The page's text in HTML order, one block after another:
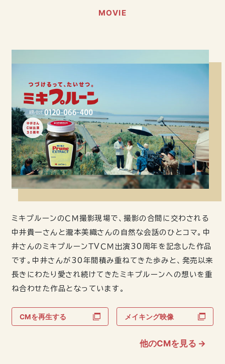
CM・広告・メディアライブラリー
MOVIE
ミキプルーンのＣＭ撮影現場で、撮影の合間に交わされる
中井貴一さんと瀧本美織さんの自然な会話のひとコマ。中
井さんのミキプルーンＴＶＣＭ出演30周年を記念した作品
です。中井さんが30年間積み重ねてきた歩みと、発売以来
長きにわたり愛され続けてきたミキプルーンへの想いを重
ね合わせた作品となっています。
CMを再生する メイキング映像
他のCMを見る →